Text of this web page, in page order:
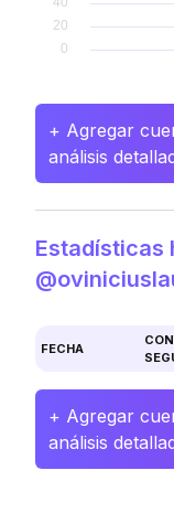
+ Agregar
análisis
Estadísticas
FECHA
+ Agregar
análisis